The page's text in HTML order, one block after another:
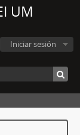
UM
Iniciar sesión